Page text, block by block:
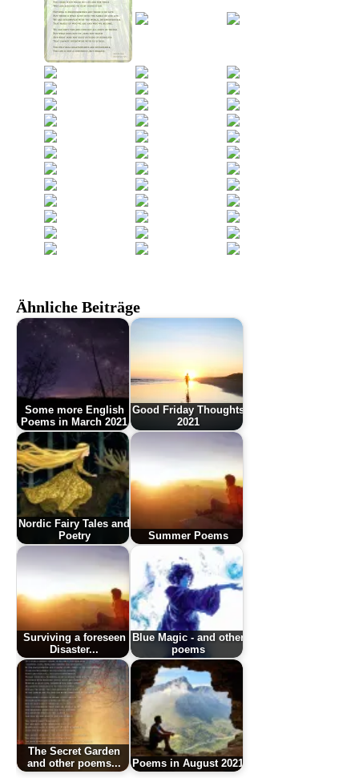
Ähnliche Beiträge
Some more English
Poems in March 2021
Good Friday Thoughts
2021
Nordic Fairy Tales and
Poetry
Summer Poems
Surviving a foreseen
Disaster...
Blue Magic - and other
poems
The Secret Garden
and other poems...
Poems in August 2021